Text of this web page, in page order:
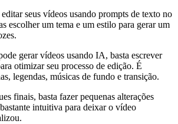
seus vídeos usando prompts de texto no
escolher um tema e um estilo para gerar um
gerar vídeos usando IA, basta escrever
otimizar seu processo de edição. É
legendas, músicas de fundo e transição.
finais, basta fazer pequenas alterações
intuitiva para deixar o vídeo